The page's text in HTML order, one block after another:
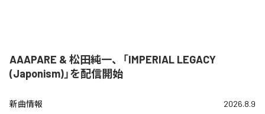
AAAPARE & 松田純一、「IMPERIAL LEGACY
(Japonism)」を配信開始
新曲情報 2026.8.9